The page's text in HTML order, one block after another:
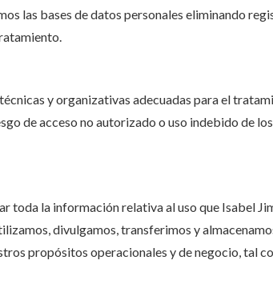
las bases de datos personales eliminando
y organizativas adecuadas para el
de acceso no autorizado o uso indebido de
toda la información relativa al uso que Isabel
divulgamos, transferimos y
propósitos operacionales y de negocio, tal